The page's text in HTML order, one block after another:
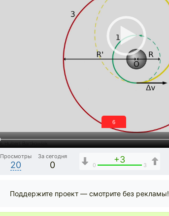
6
Просмотры
20
За сегодня
0
+3
0 3
Поддержите проект — смотрите без рекламы!